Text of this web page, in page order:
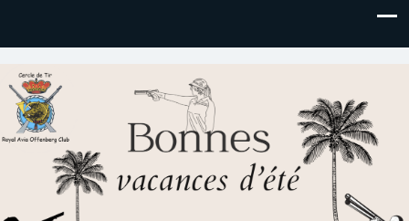
Royal AOC Florennes
Section TIR de l'AVIA